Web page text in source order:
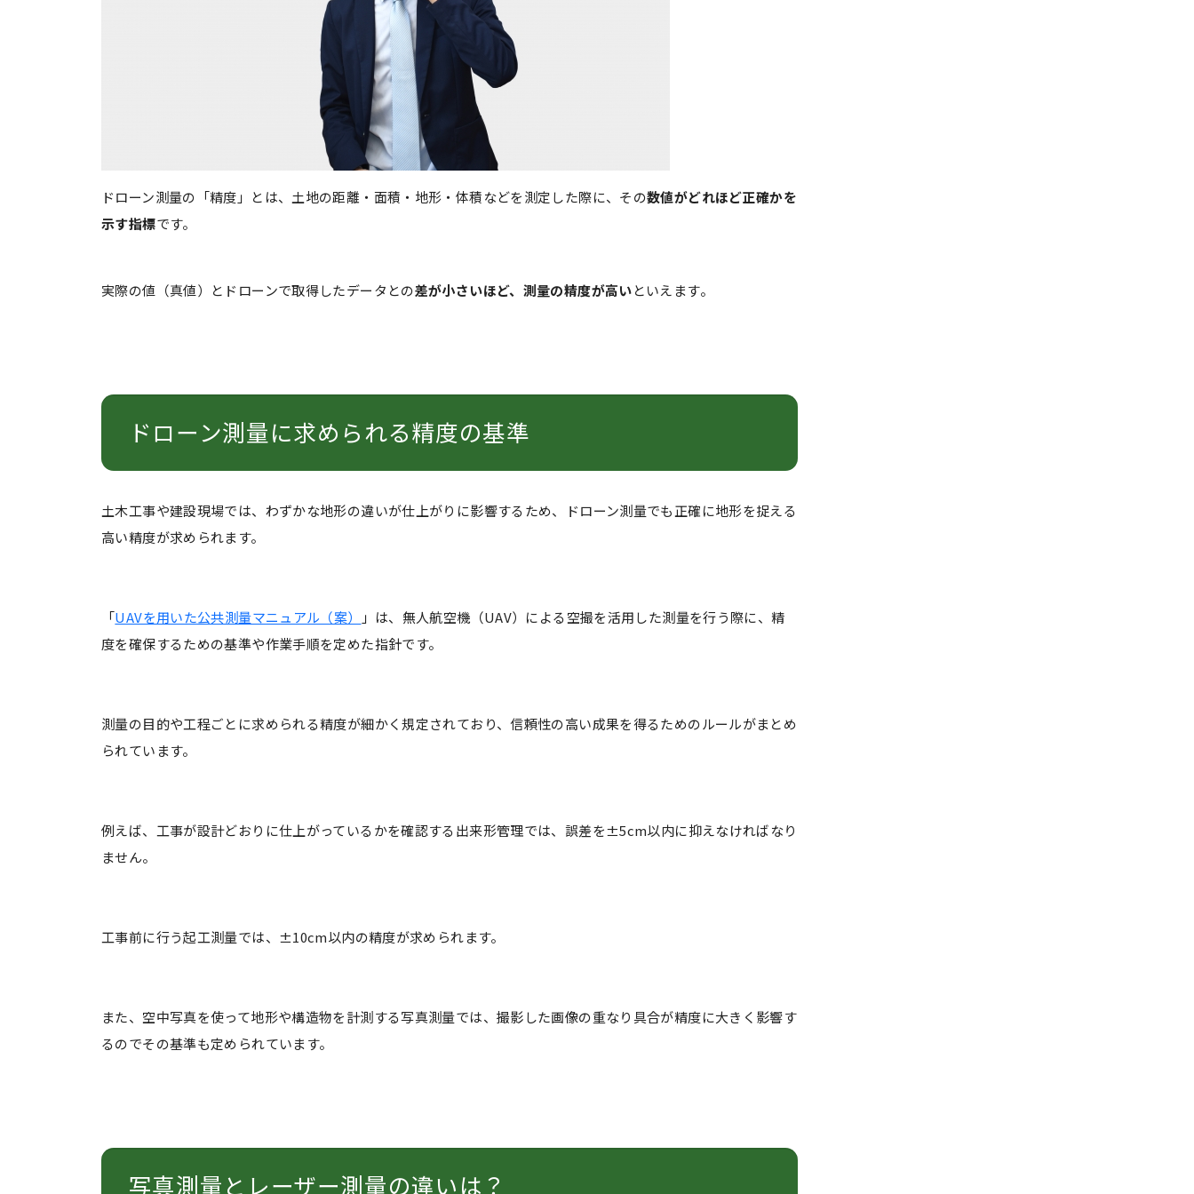
ドローン測量の「精度」とは、土地の距離・面積・地形・体積などを測定した際に、その数値がどれほど正確かを
示す指標です。
実際の値（真値）とドローンで取得したデータとの差が小さいほど、測量の精度が高いといえます。
ドローン測量に求められる精度の基準
土木工事や建設現場では、わずかな地形の違いが仕上がりに影響するため、ドローン測量でも正確に地形を捉える
高い精度が求められます。
「UAVを用いた公共測量マニュアル（案）
」は、無人航空機（UAV）による空撮を活用した測量を行う際に、精
度を確保するための基準や作業手順を定めた指針です。
測量の目的や工程ごとに求められる精度が細かく規定されており、信頼性の高い成果を得るためのルールがまとめ
られています。
例えば、工事が設計どおりに仕上がっているかを確認する出来形管理では、誤差を±5cm以内に抑えなければなり
ません。
工事前に行う起工測量では、±10cm以内の精度が求められます。
また、空中写真を使って地形や構造物を計測する写真測量では、撮影した画像の重なり具合が精度に大きく影響す
るのでその基準も定められています。
写真測量とレーザー測量の違いは？